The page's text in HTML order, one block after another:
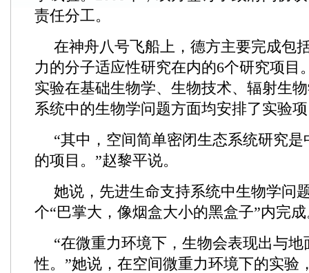
责任分工。
在神舟八号飞船上，德方主要完成包
力的分子适应性研究在内的6个研究项目
实验在基础生物学、生物技术、辐射生
系统中的生物学问题方面均安排了实验
“其中，空间简单密闭生态系统研究
的项目。”赵黎平说。
她说，先进生命支持系统中生物学问
个“巴掌大，像烟盒大小的黑盒子”内完
“在微重力环境下，生物会表现出与地
性。”她说，在空间微重力环境下的实验